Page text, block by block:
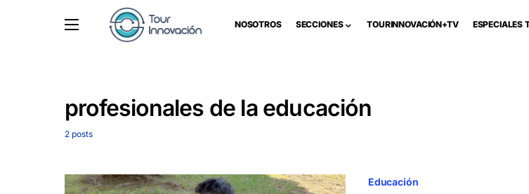
NOSOTROS SECCIONES TOURINNOVACIÓN+TV ESPECIALES
profesionales de la educación
2 posts
Educación